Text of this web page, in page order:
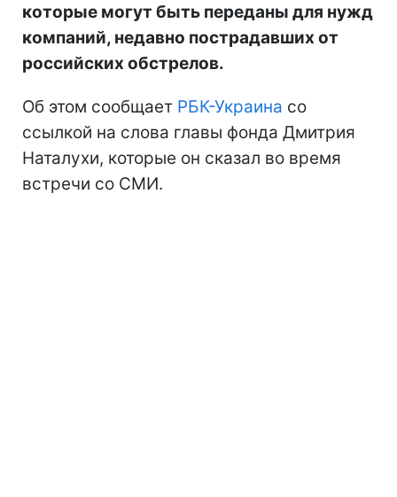
которые могут быть переданы для нужд
компаний, недавно пострадавших от
российских обстрелов.
Об этом сообщает РБК-Украина со
ссылкой на слова главы фонда Дмитрия
Наталухи, которые он сказал во время
встречи со СМИ.